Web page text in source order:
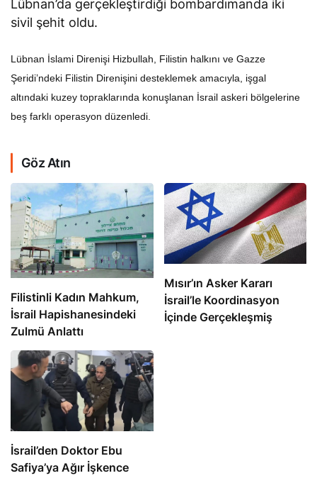
Lübnan’da gerçekleştirdiği bombardımanda iki
sivil şehit oldu.
Lübnan İslami Direnişi Hizbullah, Filistin halkını ve Gazze
Şeridi’ndeki Filistin Direnişini desteklemek amacıyla, işgal
altındaki kuzey topraklarında konuşlanan İsrail askeri bölgelerine
beş farklı operasyon düzenledi.
Göz Atın
Filistinli Kadın Mahkum,
İsrail Hapishanesindeki
Zulmü Anlattı
Mısır’ın Asker Kararı
İsrail’le Koordinasyon
İçinde Gerçekleşmiş
İsrail’den Doktor Ebu
Safiya’ya Ağır İşkence